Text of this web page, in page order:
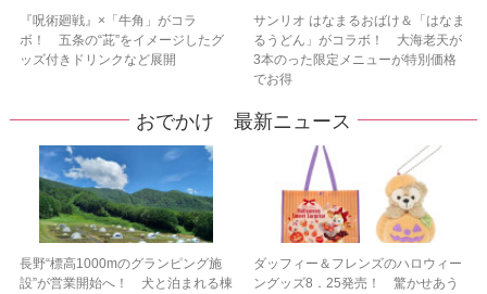
『呪術廻戦』×「牛角」がコラ
ボ！ 五条の“茈”をイメージしたグ
ッズ付きドリンクなど展開
サンリオ はなまるおばけ＆「はなま
るうどん」がコラボ！ 大海老天が
3本のった限定メニューが特別価格
でお得
おでかけ 最新ニュース
長野“標高1000mのグランピング施
設”が営業開始へ！ 犬と泊まれる棟
ダッフィー＆フレンズのハロウィー
ングッズ8．25発売！ 驚かせあう